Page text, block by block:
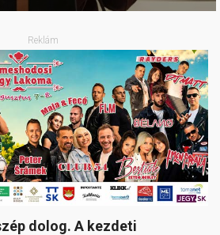
Reklám
dolog. A kezdeti